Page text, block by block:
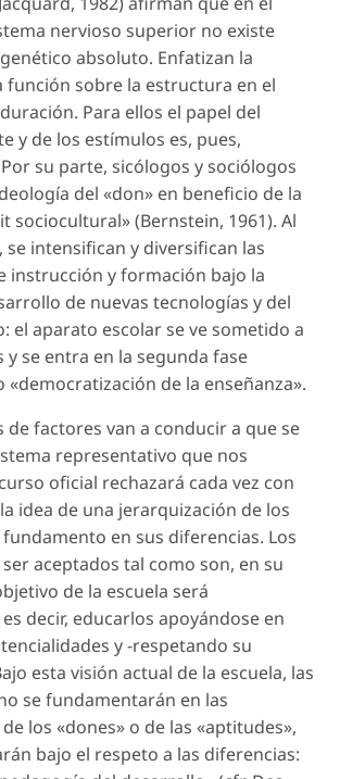
nervioso superior no existe
absoluto. Enfatizan la
función sobre la estructura en el
Para ellos el papel del
y de los estímulos es, pues,
su parte, sicólogos y sociólogos
del «don» en beneficio de la
sociocultural» (Bernstein, 1961). Al
intensifican y diversifican las
instrucción y formación bajo la
de nuevas tecnologías y del
el aparato escolar se ve sometido a
y se entra en la segunda fase
«democratización de la enseñanza».
de factores van a conducir a que se
representativo que nos
oficial rechazará cada vez con
idea de una jerarquización de los
en sus diferencias. Los
aceptados tal como son, en su
de la escuela será
decir, educarlos apoyándose en
y -respetando su
esta visión actual de la escuela, las
se fundamentarán en las
los «dones» o de las «aptitudes»,
bajo el respeto a las diferencias: